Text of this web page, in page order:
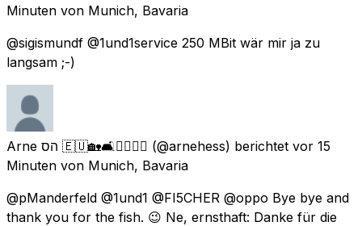
Minuten von Munich, Bavaria
@sigismundf @1und1service 250 MBit wär mir ja zu
langsam ;-)
Arne הס 🇪🇺🏡🛋🧘‍♂️🚴‍♂️ (@arnehess) berichtet vor 15
Minuten von Munich, Bavaria
@pManderfeld @1und1 @FI5CHER @oppo Bye bye and
thank you for the fish. 😉 Ne, ernsthaft: Danke für die